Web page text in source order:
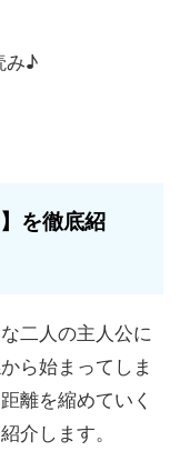
み♪
を徹底紹
二人の主人公に
ら始まってしま
離を縮めていく
介します。